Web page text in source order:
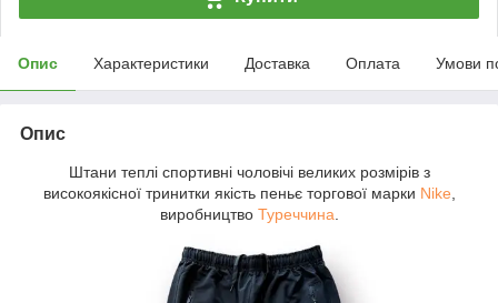
Опис Характеристики Доставка Оплата Умови
Опис
Штани теплі спортивні чоловічі великих розмірів з
високоякісної тринитки якість пеньє торгової марки Nike
виробництво Туреччина